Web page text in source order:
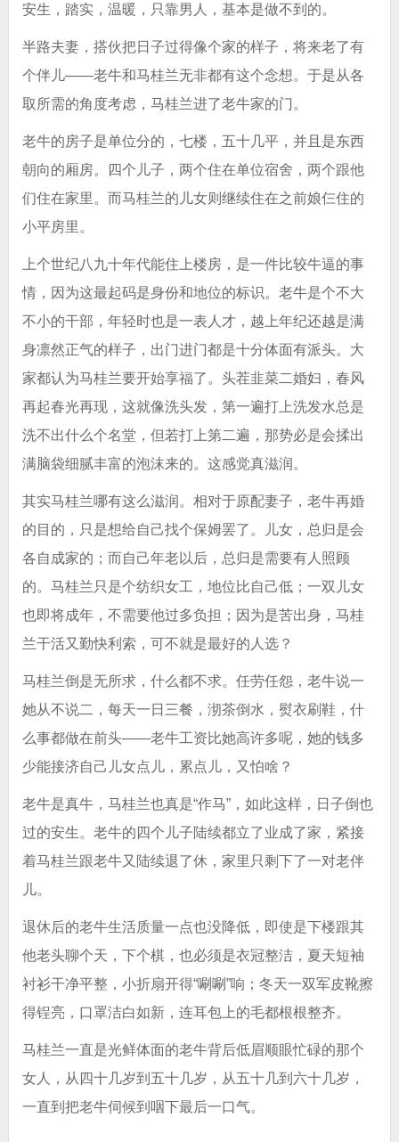
安生，踏实，温暖，只靠男人，基本是做不到的。
半路夫妻，搭伙把日子过得像个家的样子，将来老了有
个伴儿——老牛和马桂兰无非都有这个念想。于是从各
取所需的角度考虑，马桂兰进了老牛家的门。
老牛的房子是单位分的，七楼，五十几平，并且是东西
朝向的厢房。四个儿子，两个住在单位宿舍，两个跟他
们住在家里。而马桂兰的儿女则继续住在之前娘仨住的
小平房里。
上个世纪八九十年代能住上楼房，是一件比较牛逼的事
情，因为这最起码是身份和地位的标识。老牛是个不大
不小的干部，年轻时也是一表人才，越上年纪还越是满
身凛然正气的样子，出门进门都是十分体面有派头。大
家都认为马桂兰要开始享福了。头茬韭菜二婚妇，春风
再起春光再现，这就像洗头发，第一遍打上洗发水总是
洗不出什么个名堂，但若打上第二遍，那势必是会揉出
满脑袋细腻丰富的泡沫来的。这感觉真滋润。
其实马桂兰哪有这么滋润。相对于原配妻子，老牛再婚
的目的，只是想给自己找个保姆罢了。儿女，总归是会
各自成家的；而自己年老以后，总归是需要有人照顾
的。马桂兰只是个纺织女工，地位比自己低；一双儿女
也即将成年，不需要他过多负担；因为是苦出身，马桂
兰干活又勤快利索，可不就是最好的人选？
马桂兰倒是无所求，什么都不求。任劳任怨，老牛说一
她从不说二，每天一日三餐，沏茶倒水，熨衣刷鞋，什
么事都做在前头——老牛工资比她高许多呢，她的钱多
少能接济自己儿女点儿，累点儿，又怕啥？
老牛是真牛，马桂兰也真是“作马”，如此这样，日子倒也
过的安生。老牛的四个儿子陆续都立了业成了家，紧接
着马桂兰跟老牛又陆续退了休，家里只剩下了一对老伴
儿。
退休后的老牛生活质量一点也没降低，即使是下楼跟其
他老头聊个天，下个棋，也必须是衣冠整洁，夏天短袖
衬衫干净平整，小折扇开得“唰唰”响；冬天一双军皮靴擦
得锃亮，口罩洁白如新，连耳包上的毛都根根整齐。
马桂兰一直是光鲜体面的老牛背后低眉顺眼忙碌的那个
女人，从四十几岁到五十几岁，从五十几到六十几岁，
一直到把老牛伺候到咽下最后一口气。